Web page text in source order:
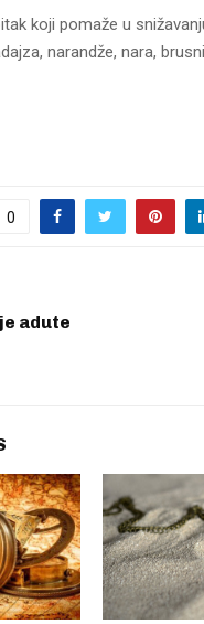
koji pomaže u
narandže, nara,
0
adute